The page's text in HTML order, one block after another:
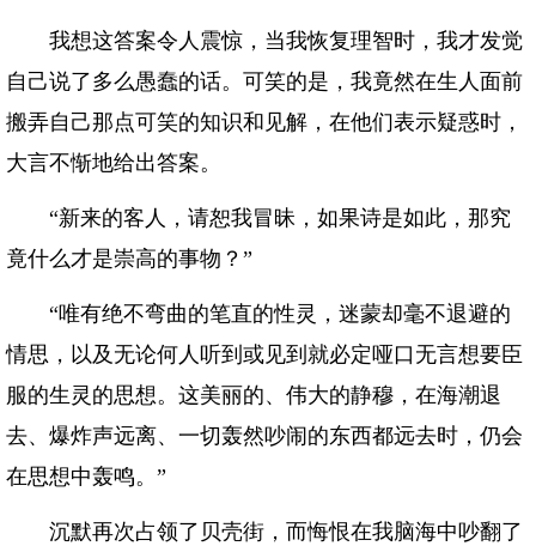
我想这答案令人震惊，当我恢复理智时，我才发觉
自己说了多么愚蠢的话。可笑的是，我竟然在生人面前
搬弄自己那点可笑的知识和见解，在他们表示疑惑时，
大言不惭地给出答案。
“新来的客人，请恕我冒昧，如果诗是如此，那究
竟什么才是崇高的事物？”
“唯有绝不弯曲的笔直的性灵，迷蒙却毫不退避的
情思，以及无论何人听到或见到就必定哑口无言想要臣
服的生灵的思想。这美丽的、伟大的静穆，在海潮退
去、爆炸声远离、一切轰然吵闹的东西都远去时，仍会
在思想中轰鸣。”
沉默再次占领了贝壳街，而悔恨在我脑海中吵翻了